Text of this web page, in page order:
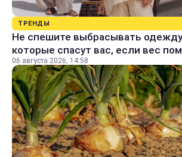
ТРЕНДЫ
Не спешите выбрасывать
которые спасут вас, если вес
06 августа 2026, 14:58